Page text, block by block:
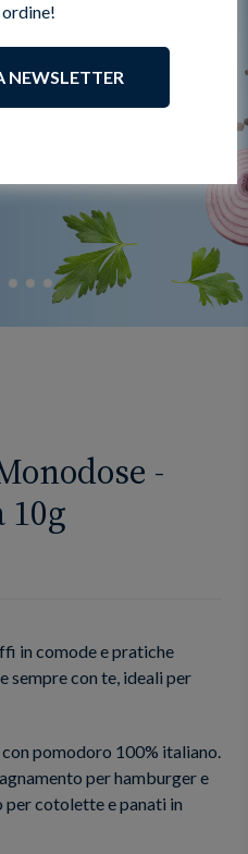
-
10g
in comode e pratiche
sempre con te, ideali per
pomodoro 100% italiano.
per hamburger e
per cotolette e panati in
NEWSLETTER